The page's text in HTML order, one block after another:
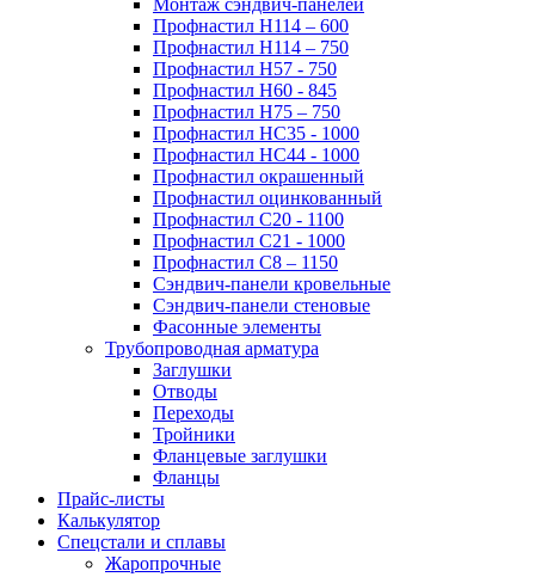
Монтаж сэндвич-панелей
Профнастил Н114 – 600
Профнастил Н114 – 750
Профнастил Н57 - 750
Профнастил Н60 - 845
Профнастил Н75 – 750
Профнастил НС35 - 1000
Профнастил НС44 - 1000
Профнастил окрашенный
Профнастил оцинкованный
Профнастил С20 - 1100
Профнастил С21 - 1000
Профнастил С8 – 1150
Сэндвич-панели кровельные
Сэндвич-панели стеновые
Фасонные элементы
Трубопроводная арматура
Заглушки
Отводы
Переходы
Тройники
Фланцевые заглушки
Фланцы
Прайс-листы
Калькулятор
Спецстали и сплавы
Жаропрочные